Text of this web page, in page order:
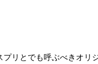
リとでも呼ぶべきオリ